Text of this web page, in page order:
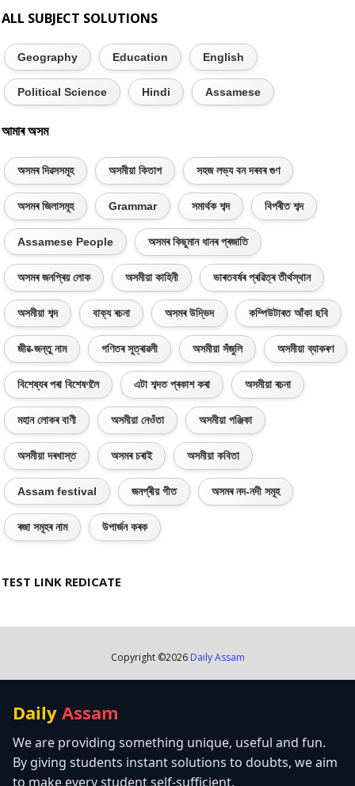
ALL SUBJECT SOLUTIONS
Geography Education English
Political Science Hindi Assamese
আমাৰ অসম
অসমৰ দিৱসসমূহ অসমীয়া কিতাপ সহজ লভ্য বন দৰবৰ গুণ
অসমৰ জিলাসমূহ Grammar সমাৰ্থক শব্দ বিপৰীত শব্দ
Assamese People অসমৰ কিছুমান ধানৰ প্ৰজাতি
অসমৰ জনপ্ৰিয় লোক অসমীয়া কাহিনী ভাৰতবৰ্ষৰ প্ৰৱিত্ৰ তীৰ্থস্থান
অসমীয়া শব্দ বাক্য ৰচনা অসমৰ উদ্ভিদ কম্পিউটাৰত আঁকা ছবি
জীৱ-জন্তু নাম গণিতৰ সূত্ৰাৱলী অসমীয়া সঁজুলি অসমীয়া ব্যাকৰণ
বিশেষ্যৰ পৰা বিশেষণলৈ এটা শব্দত প্ৰকাশ কৰা অসমীয়া ৰচনা
মহান লোকৰ বাণী অসমীয়া নেওঁতা অসমীয়া পঞ্জিকা
অসমীয়া দৰখাস্ত অসমৰ চৰাই অসমীয়া কবিতা
Assam festival জনপ্ৰীয় গীত অসমৰ নদ-নদী সমূহ
ৰজা সমূহৰ নাম উপাৰ্জন কৰক
TEST LINK REDICATE
Copyright ©2026 Daily Assam
Daily Assam
We are providing something unique, useful and fun.
By giving students instant solutions to doubts, we aim
to make every student self-sufficient.